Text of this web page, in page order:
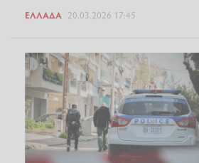
ΕΛΛΆΔΑ 20.03.2026 17:45